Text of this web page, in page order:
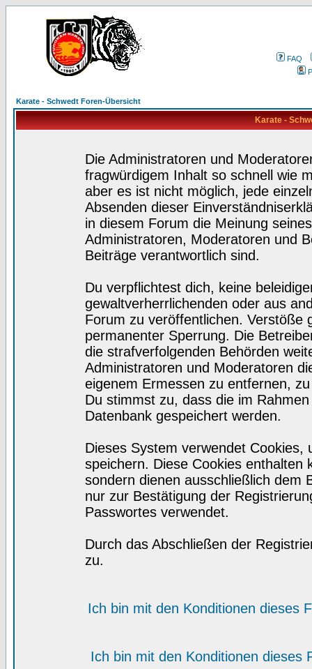
FAQ
Karate - Schwedt Foren-Übersicht
Karate -
Die Administratoren und
fragwürdigem Inhalt so schnell wie
aber es ist nicht möglich, jede
Absenden dieser
in diesem Forum die Meinung
Administratoren, Moderatoren und
Beiträge verantwortlich sind.
Du verpflichtest dich, keine
gewaltverherrlichenden oder aus
Forum zu veröffentlichen. Verstöße
permanenter Sperrung. Die
die strafverfolgenden Behörden
Administratoren und Moderatoren
eigenem Ermessen zu entfernen,
Du stimmst zu, dass die im
Datenbank gespeichert werden.
Dieses System verwendet
speichern. Diese Cookies enthalten
sondern dienen ausschließlich dem
nur zur Bestätigung der
Passwortes verwendet.
Durch das Abschließen der
zu.
Ich bin mit den Konditionen dieses
Ich bin mit den Konditionen dieses